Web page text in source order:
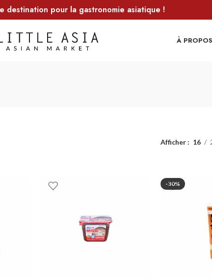
destination pour la gastronomie asiatique !
À
Afficher 16
-30%